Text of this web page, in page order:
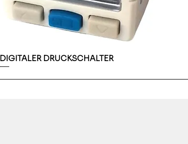
DIGITALER DRUCKSCHALTER